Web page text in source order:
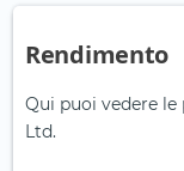
Rendimento
Qui puoi vedere le
Ltd.